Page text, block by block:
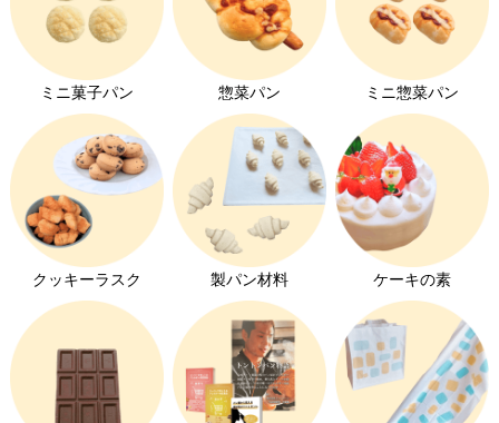
ミニ菓子パン 惣菜パン ミニ惣菜パン
クッキーラスク 製パン材料 ケーキの素